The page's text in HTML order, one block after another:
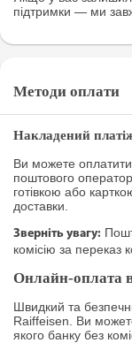
підтримки — ми
Методи оплати
Накладений
Ви можете оплатити
поштового
готівкою або
доставки.
Зверніть увагу:
комісію за переказ
Онлайн-оплата
Швидкий та
Raiffeisen. Ви
якого банку без